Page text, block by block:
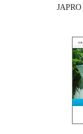
JAPRO